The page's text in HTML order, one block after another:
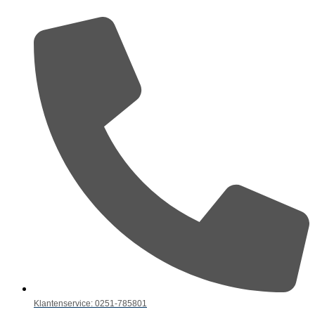
Klantenservice: 0251-785801